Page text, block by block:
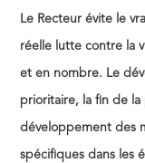
Le Recteur évite le
réelle lutte contre la
et en nombre. Le
prioritaire, la fin de
développement des
spécifiques dans les